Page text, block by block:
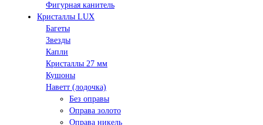
Фигурная канитель
Кристаллы LUX
Багеты
Звезды
Капли
Кристаллы 27 мм
Кушоны
Наветт (лодочка)
Без оправы
Оправа золото
Оправа никель